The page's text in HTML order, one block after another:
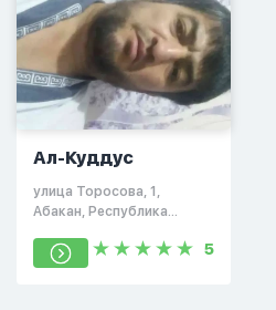
Ал-Куддус
улица Торосова, 1,
Абакан, Республика
5